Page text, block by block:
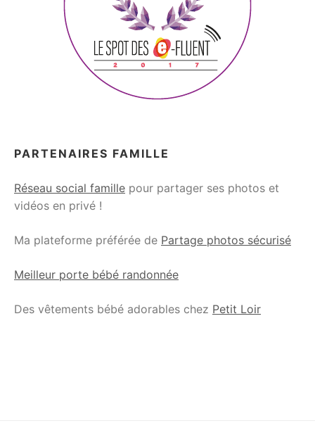
PARTENAIRES FAMILLE
Réseau social famille pour partager ses photos et
vidéos en privé !
Ma plateforme préférée de Partage photos sécurisé
Meilleur porte bébé randonnée
Des vêtements bébé adorables chez Petit Loir